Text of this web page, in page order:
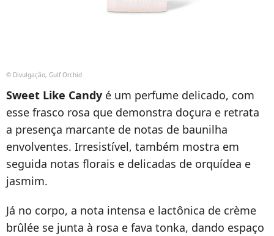
© Divulgação, Gulf Orchid
Sweet Like Candy é um perfume delicado, com
esse frasco rosa que demonstra doçura e retrata
a presença marcante de notas de baunilha
envolventes. Irresistível, também mostra em
seguida notas florais e delicadas de orquídea e
jasmim.
Já no corpo, a nota intensa e lactônica de crème
brûlée se junta à rosa e fava tonka, dando espaço